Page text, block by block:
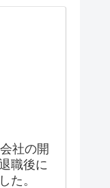
社の開
職後に
た。